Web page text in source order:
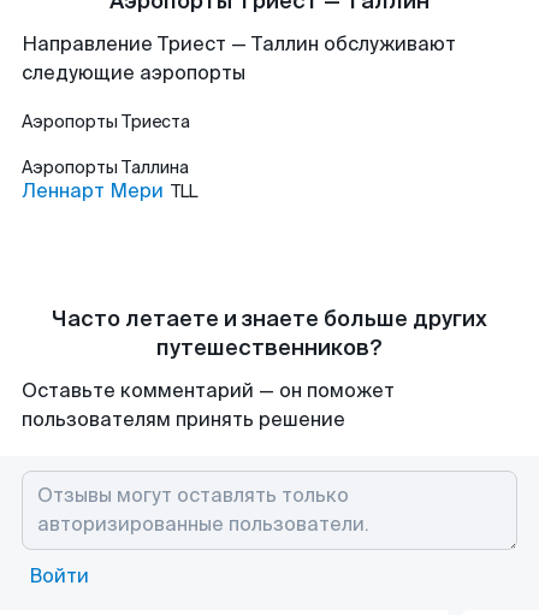
Направление Триест — Таллин обслуживают
следующие аэропорты
Аэропорты Триеста
Аэропорты Таллина
Леннарт Мери TLL
Часто летаете и знаете больше других
путешественников?
Оставьте комментарий — он поможет
пользователям принять решение
Войти